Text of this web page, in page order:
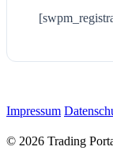
Impressum
© 2026 Trading